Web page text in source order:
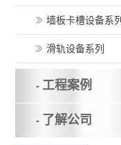
墙板卡槽设备系列
滑轨设备系列
- 工程案例
- 了解公司